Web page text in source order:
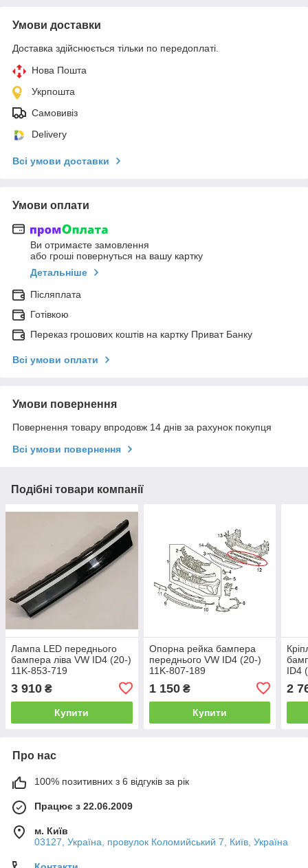
Умови доставки
Доставка здійснюється тільки по передоплаті.
Нова Пошта
Укрпошта
Самовивіз
Delivery
Всі умови доставки
Умови оплати
Ви отримаєте замовлення
або гроші повернуться на вашу картку
Детальніше
Післяплата
Готівкою
Переказ грошових коштів на картку Приват Банку
Всі умови оплати
Умови повернення
Повернення товару впродовж 14 днів за рахунок покупця
Всі умови повернення
Подібні товари компанії
Лампа LED переднього
бампера ліва VW ID4 (20-)
11K-853-719
3 910 ₴
Купити
Опорна рейка бампера
переднього VW ID4 (20-)
11K-807-189
1 150₴
Купити
ID4
2
Про нас
100% позитивних з 6 відгуків за рік
Працює з 22.06.2009
м. Київ
03127, Україна, провулок Коломийський 7, Київ, Україна